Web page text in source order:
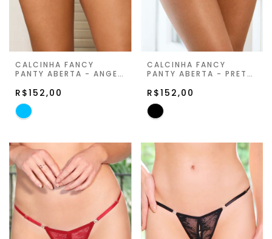
CALCINHA FANCY
PANTY ABERTA - ANGEL
LUNE
R$152,00
CALCINHA FANCY
PANTY ABERTA - PRETO
R$152,00